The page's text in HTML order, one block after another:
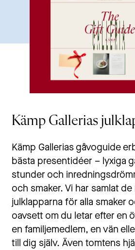
Kämp Gallerias
Kämp Gallerias gåvoguide
bästa presentidéer – lyxiga
stunder och
och smaker. Vi har samlat
julklapparna för alla smaker
oavsett om du letar efter en
en familjemedlem, en vän
till dig själv. Även tomtens